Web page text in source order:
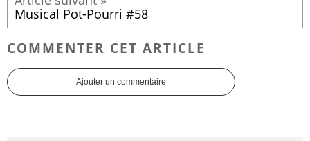
Musical Pot-Pourri #58
COMMENTER CET ARTICLE
Ajouter un commentaire